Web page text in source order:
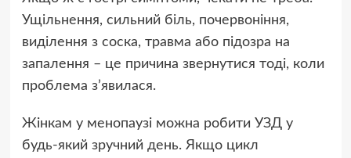
Ущільнення, сильний біль, почервоніння,
виділення з соска, травма або підозра на
запалення – це причина звернутися тоді, коли
проблема з’явилася.
Жінкам у менопаузі можна робити УЗД у
будь-який зручний день. Якщо цикл